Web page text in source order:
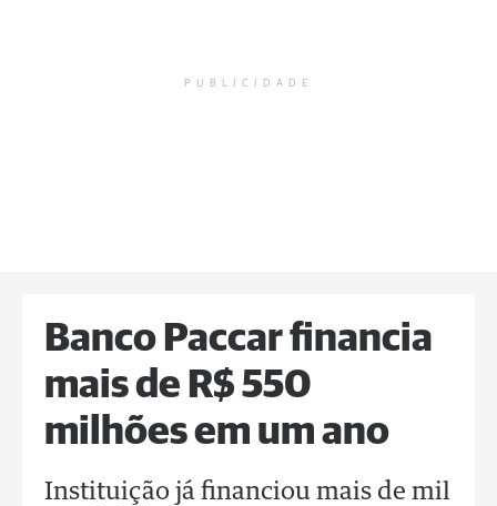
PUBLICIDADE
Banco Paccar financia
mais de R$ 550
milhões em um ano
Instituição já financiou mais de mil